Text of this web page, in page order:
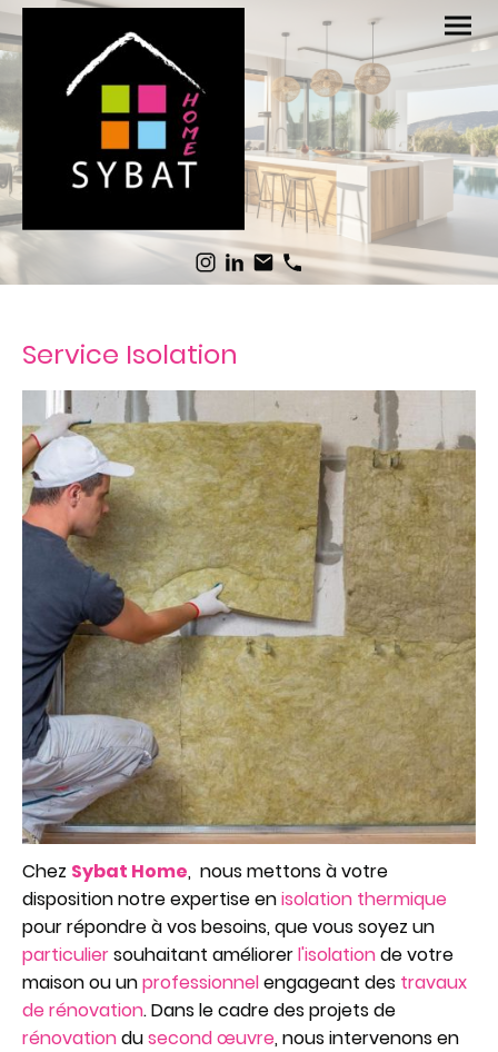
Service Isolation
Chez Sybat Home, nous mettons à votre
disposition notre expertise enisolation thermique
pour répondre à vos besoins, que vous soyez un
particuliersouhaitant améliorerl'isolationde votre
maison ou unprofessionnelengageant des travaux
de rénovation. Dans le cadre des projets de
rénovationdusecond œuvre, nous intervenons en